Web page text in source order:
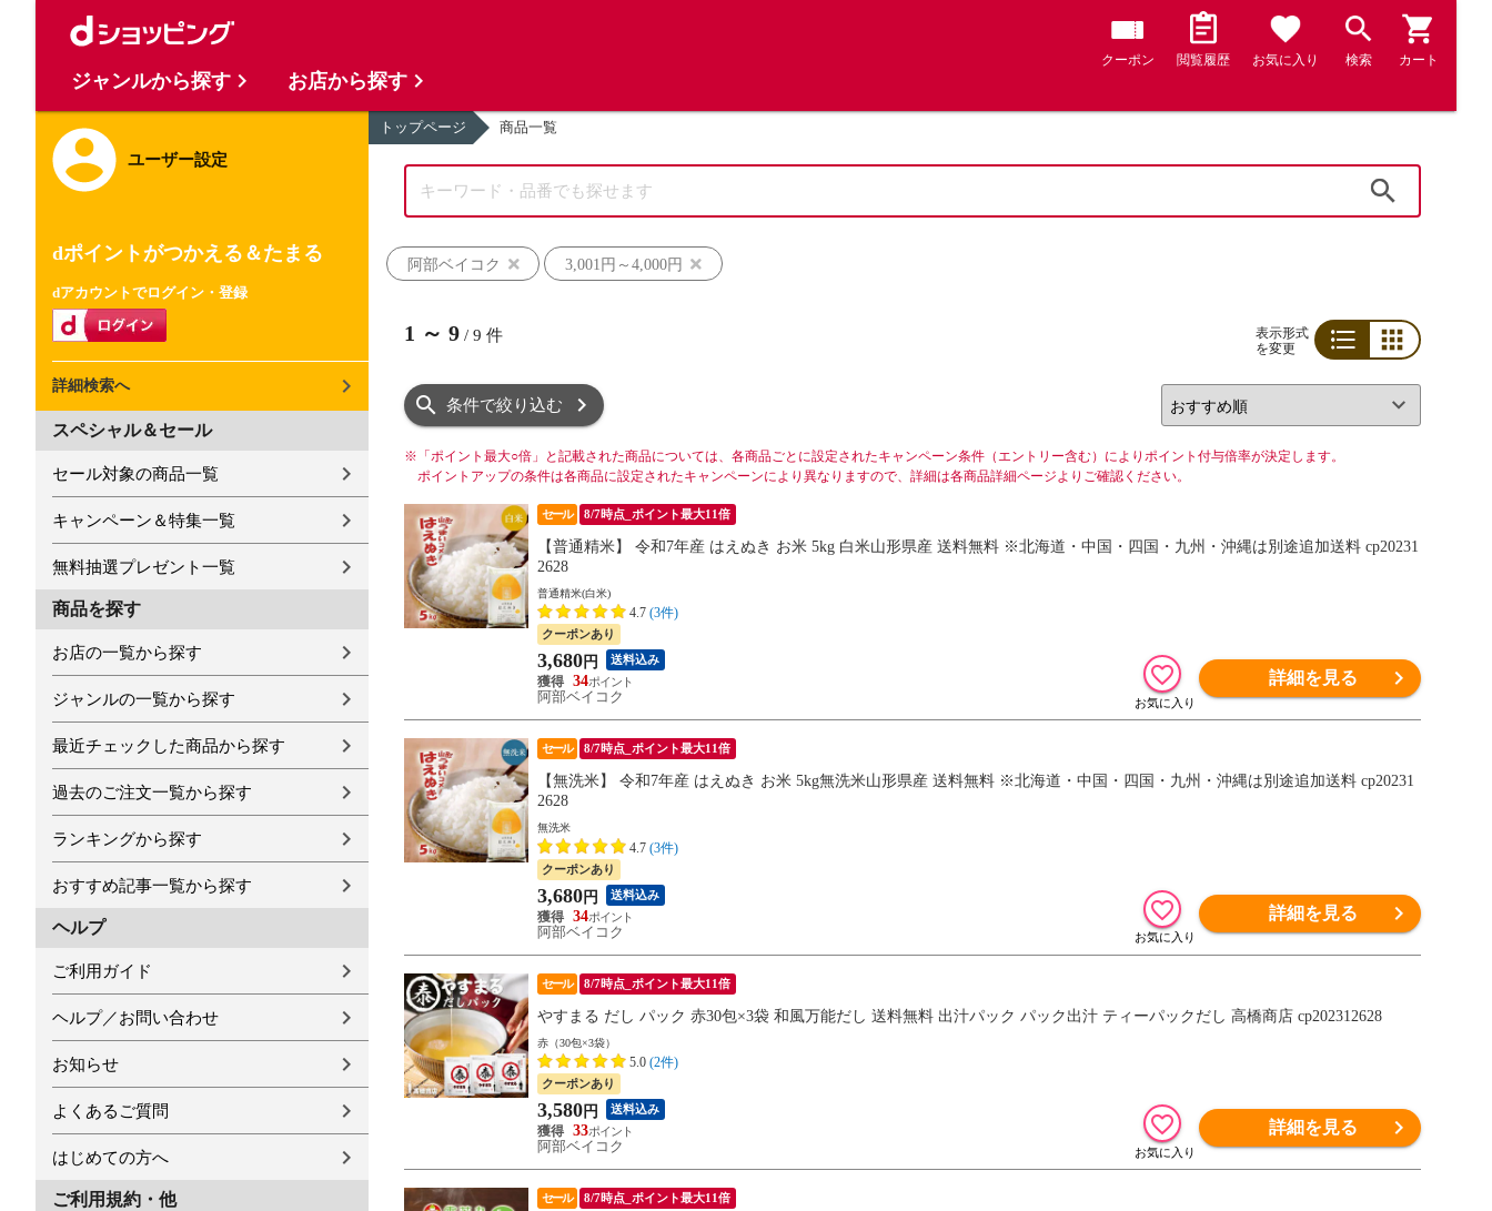
クーポン 閲覧履歴 お気に入り 検索 カート
ユーザー設定
dポイントがつかえる＆たまる
dアカウントでログイン・登録
詳細検索へ
スペシャル＆セール
セール対象の商品一覧
キャンペーン＆特集一覧
無料抽選プレゼント一覧
商品を探す
お店の一覧から探す
ジャンルの一覧から探す
最近チェックした商品から探す
過去のご注文一覧から探す
ランキングから探す
おすすめ記事一覧から探す
ヘルプ
ご利用ガイド
ヘルプ／お問い合わせ
お知らせ
よくあるご質問
はじめての方へ
ご利用規約・他
トップページ 商品一覧
阿部ベイコク 3,001円～4,000円
1 ～ 9 / 9 件
表示形式
を変更
条件で絞り込む
※ 「ポイント最大○倍」と記載された商品については、各商品ごとに設定されたキャンペーン条件（エントリー含む）によりポイント付与倍率が決定します。
ポイントアップの条件は各商品に設定されたキャンペーンにより異なりますので、詳細は各商品詳細ページよりご確認ください。
セール 8/7時点_ポイント最大11倍
【普通精米】 令和7年産 はえぬき お米 5kg 白米山形県産 送料無料 ※北海道・中国・四国・九州・沖縄は別途追加送料 cp20231
2628
普通精米(白米)
4.7 (3件)
クーポンあり
3,680 円 送料込み
34
阿部ベイコク
詳細を見る
セール 8/7時点_ポイント最大11倍
【無洗米】 令和7年産 はえぬき お米 5kg無洗米山形県産 送料無料 ※北海道・中国・四国・九州・沖縄は別途追加送料 cp20231
2628
無洗米
4.7 (3件)
クーポンあり
3,680 円 送料込み
34
阿部ベイコク
詳細を見る
セール 8/7時点_ポイント最大11倍
やすまる だし パック 赤30包×3袋 和風万能だし 送料無料 出汁パック パック出汁 ティーパックだし 高橋商店 cp202312628
赤（30包×3袋）
5.0 (2件)
クーポンあり
3,580 円 送料込み
33
阿部ベイコク
詳細を見る
セール 8/7時点_ポイント最大11倍
ジャンルから探す お店から探す